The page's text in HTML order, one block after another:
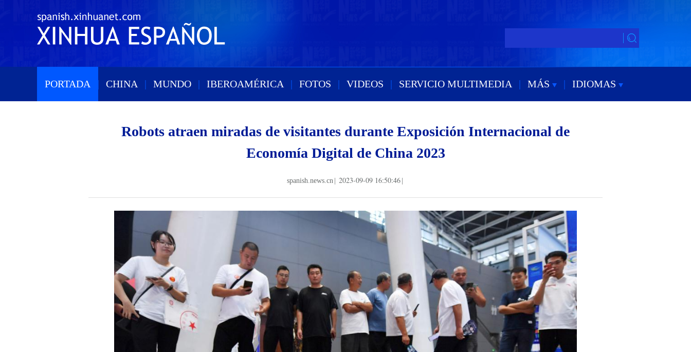
PORTADA | CHINA | MUNDO | IBEROAMÉRICA | FOTOS | VIDEOS | SERVICIO MULTIMEDIA | MÁS | IDIOMAS
Robots atraen miradas de visitantes durante Exposición Internacional de
Economía Digital de China 2023
spanish.news.cn 2023-09-09 16:50:46